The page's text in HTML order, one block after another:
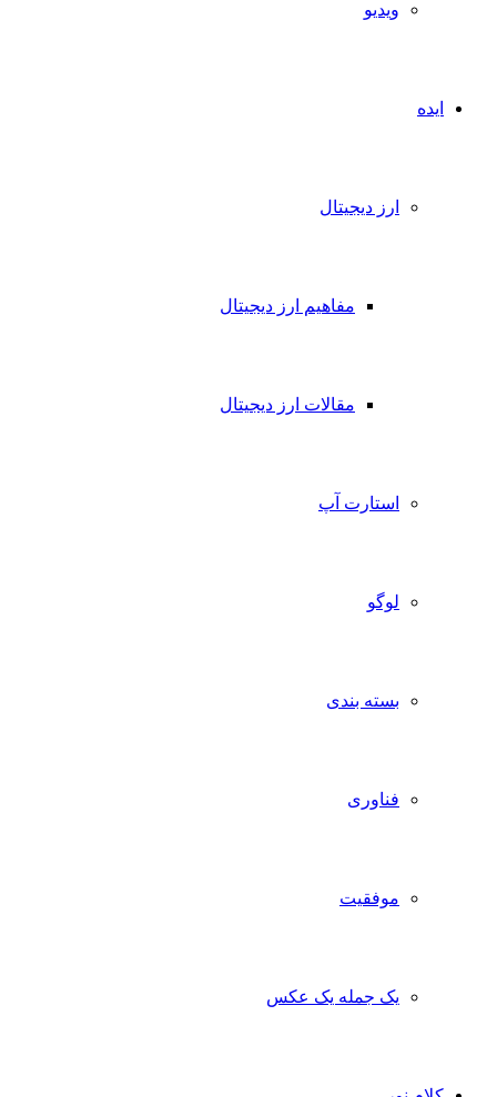
ارز دیجیتال
مفاهیم ارز دیجیتال
مقالات ارز دیجیتال
استارت آپ
بسته بندی
فناوری
موفقیت
یک جمله یک عکس